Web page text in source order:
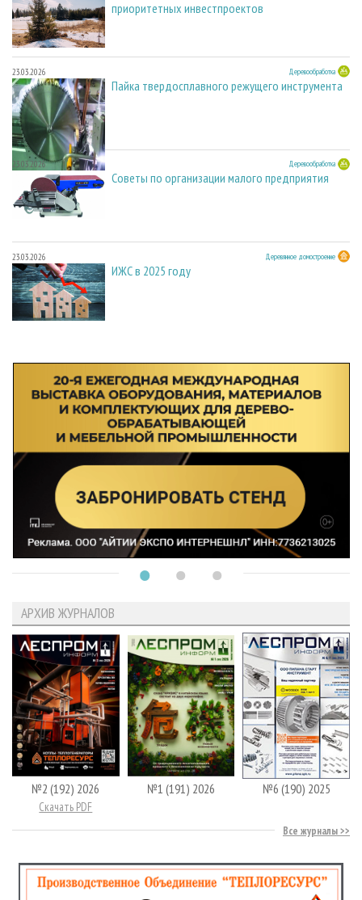
приоритетных инвестпроектов
23.03.2026 Деревообработка
Пайка твердосплавного режущего инструмента
23.03.2026 Деревообработка
Советы по организации малого предприятия
23.03.2026 Деревянное домостроение
ИЖС в 2025 году
АРХИВ ЖУРНАЛОВ
№2 (192) 2026
Скачать PDF
№1 (191) 2026 №6 (190) 2025
Все журналы